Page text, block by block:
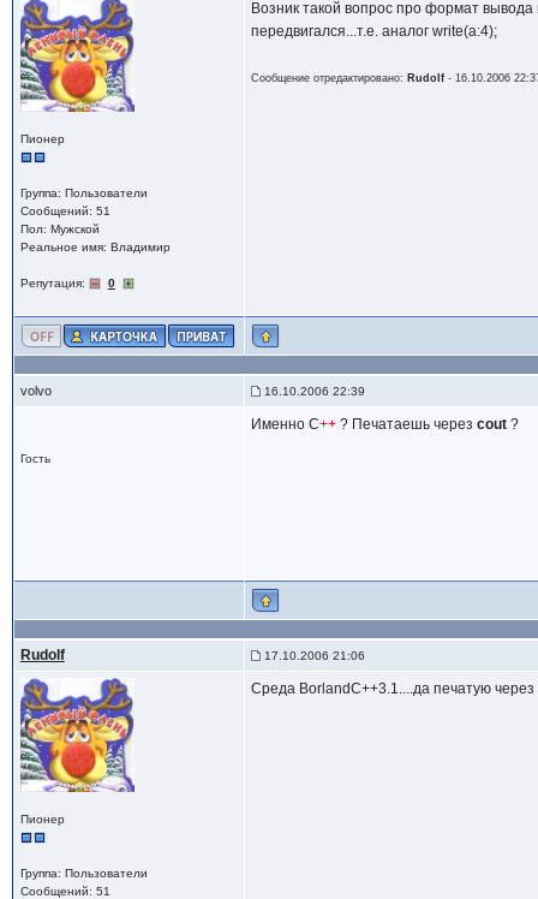
Пионер
Группа: Пользователи
Сообщений: 51
Пол: Мужской
Реальное имя: Владимир
Репутация: 0
Возник такой вопрос про формат
передвигался...т.е. аналог write(a:4);
Сообщение отредактировано: Rudolf- 16.10.2006
volvo 16.10.2006 22:39
Гость
Именно С++? Печатаешь через cout?
Rudolf 17.10.2006 21:06
Пионер
Группа: Пользователи
Сообщений: 51
Cреда BorlandC++3.1....да печатую через